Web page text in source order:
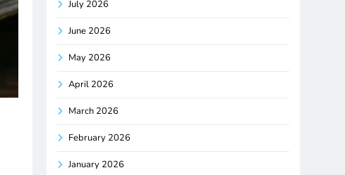
July 2026
June 2026
May 2026
April 2026
March 2026
February 2026
January 2026